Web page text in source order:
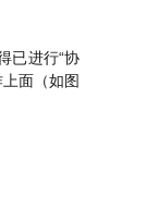
已进行“协
面（如图